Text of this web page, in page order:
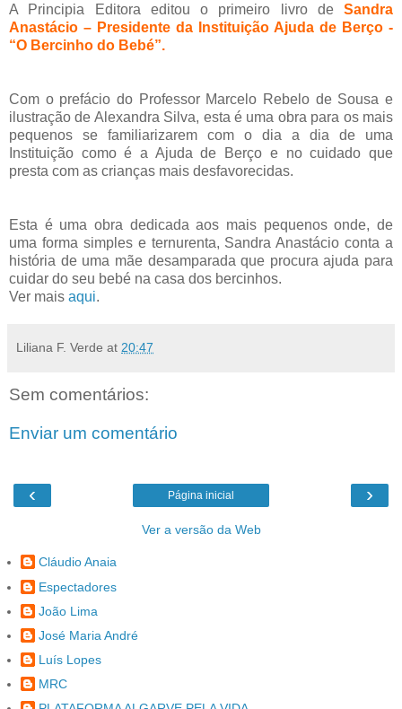
A Principia Editora editou o primeiro livro de Sandra
Anastácio – Presidente da Instituição Ajuda de Berço -
“O Bercinho do Bebé”.
Com o prefácio do Professor Marcelo Rebelo de Sousa e
ilustração de Alexandra Silva, esta é uma obra para os mais
pequenos se familiarizarem com o dia a dia de uma
Instituição como é a Ajuda de Berço e no cuidado que
presta com as crianças mais desfavorecidas.
Esta é uma obra dedicada aos mais pequenos onde, de
uma forma simples e ternurenta, Sandra Anastácio conta a
história de uma mãe desamparada que procura ajuda para
cuidar do seu bebé na casa dos bercinhos.
Ver mais aqui.
Liliana F. Verde at 20:47
Sem comentários:
Enviar um comentário
‹ ›
Página inicial
Ver a versão da Web
Cláudio Anaia
Espectadores
João Lima
José Maria André
Luís Lopes
MRC